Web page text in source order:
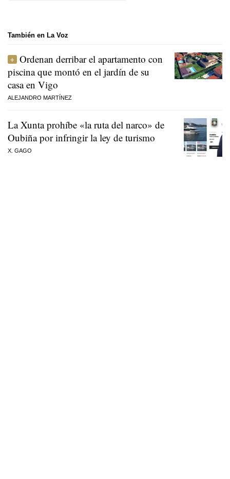
También en La Voz
Ordenan derribar el apartamento con
piscina que montó en el jardín de su
casa en Vigo
ALEJANDRO MARTÍNEZ
La Xunta prohíbe «la ruta del narco» de
Oubiña por infringir la ley de turismo
X. GAGO